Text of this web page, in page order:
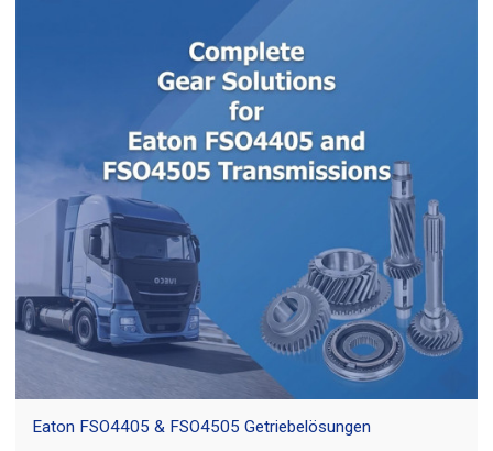
Eaton FSO4405 & FSO4505 Getriebelösungen